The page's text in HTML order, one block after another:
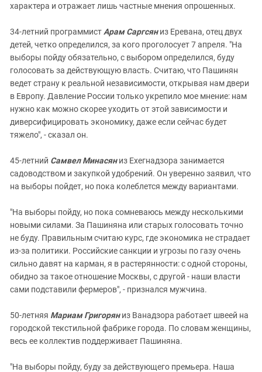
характера и отражает лишь частные мнения опрошенных.
34-летний программист Арам Саргсяниз Еревана, отец двух
детей, четко определился, за кого проголосует 7 апреля. "На
выборы пойду обязательно, с выбором определился, буду
голосовать за действующую власть. Считаю, что Пашинян
ведет страну к реальной независимости, открывая нам двери
в Европу. Давление России только укрепило мое мнение: нам
нужно как можно скорее уходить от этой зависимости и
диверсифицировать экономику, даже если сейчас будет
тяжело", - сказал он.
45-летний Самвел Минасяниз Ехегнадзора занимается
садоводством и закупкой удобрений. Он уверенно заявил, что
на выборы пойдет, но пока колеблется между вариантами.
"На выборы пойду, но пока сомневаюсь между несколькими
новыми силами. За Пашиняна или старых голосовать точно
не буду. Правильным считаю курс, где экономика не страдает
из-за политики. Российские санкции и угрозы по газу очень
сильно давят на карман, я в растерянности: с одной стороны,
обидно за такое отношение Москвы, с другой - наши власти
сами подставили фермеров", - признался мужчина.
50-летняя Мариам Григоряниз Ванадзора работает швеей на
городской текстильной фабрике города. По словам женщины,
весь ее коллектив поддерживает Пашиняна.
"На выборы пойду, буду за действующего премьера. Наша